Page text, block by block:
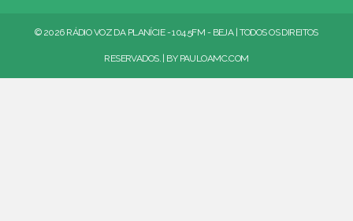
© 2026 RÁDIO VOZ DA PLANÍCIE - 104.5FM - BEJA | TODOS OS DIREITOS
RESERVADOS. | BY PAULOAMC.COM